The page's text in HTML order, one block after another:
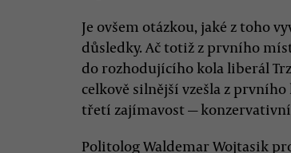
Je ovšem otázkou, jaké z toho
důsledky. Ač totiž z prvního
do rozhodujícího kola liberál
celkově silnější vzešla z prvního
třetí zajímavost —
Politolog Waldemar Wojtasik